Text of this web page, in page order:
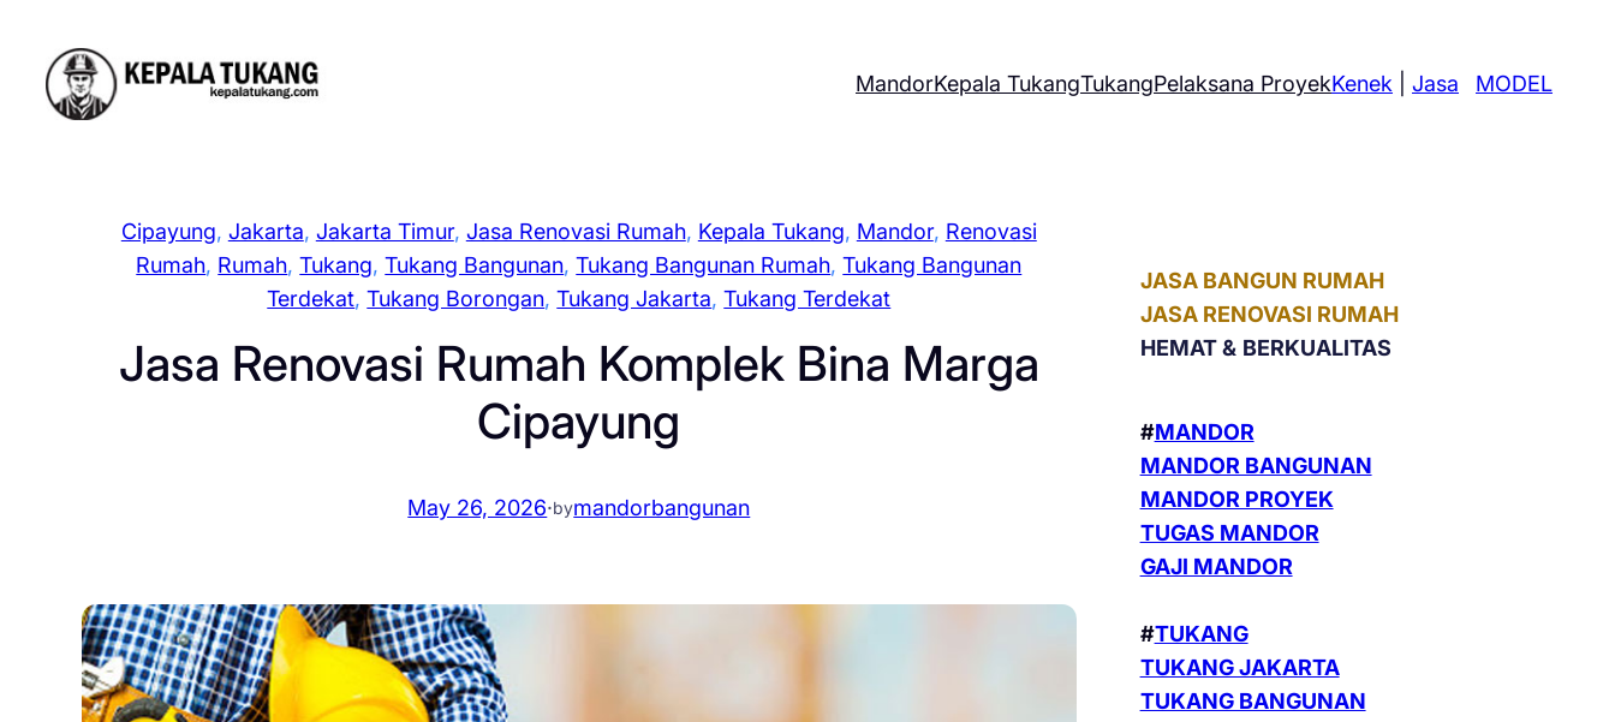
content
MandorKepala TukangTukangPelaksana ProyekKenek |Jasa MODEL
Cipayung, Jakarta, Jakarta Timur, Jasa Renovasi Rumah, Kepala Tukang, Mandor, Renovasi
Rumah, Rumah, Tukang, Tukang Bangunan, Tukang Bangunan Rumah, Tukang Bangunan
Terdekat, Tukang Borongan, Tukang Jakarta, Tukang Terdekat
Jasa Renovasi Rumah Komplek Bina Marga
Cipayung
May 26, 2026·bymandorbangunan
JASA BANGUN RUMAH
JASA RENOVASI RUMAH
HEMAT & BERKUALITAS
#MANDOR
MANDOR BANGUNAN
MANDOR PROYEK
TUGAS MANDOR
GAJI MANDOR
#TUKANG
TUKANG JAKARTA
TUKANG BANGUNAN